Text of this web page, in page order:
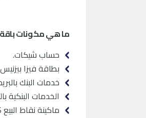
ما هي مكونات
حساب شيكات.
بطاقة فيزا
خدمات البنك
الخدمات البنكية
ماكينة نقاط البيع POS (عند الطلب)